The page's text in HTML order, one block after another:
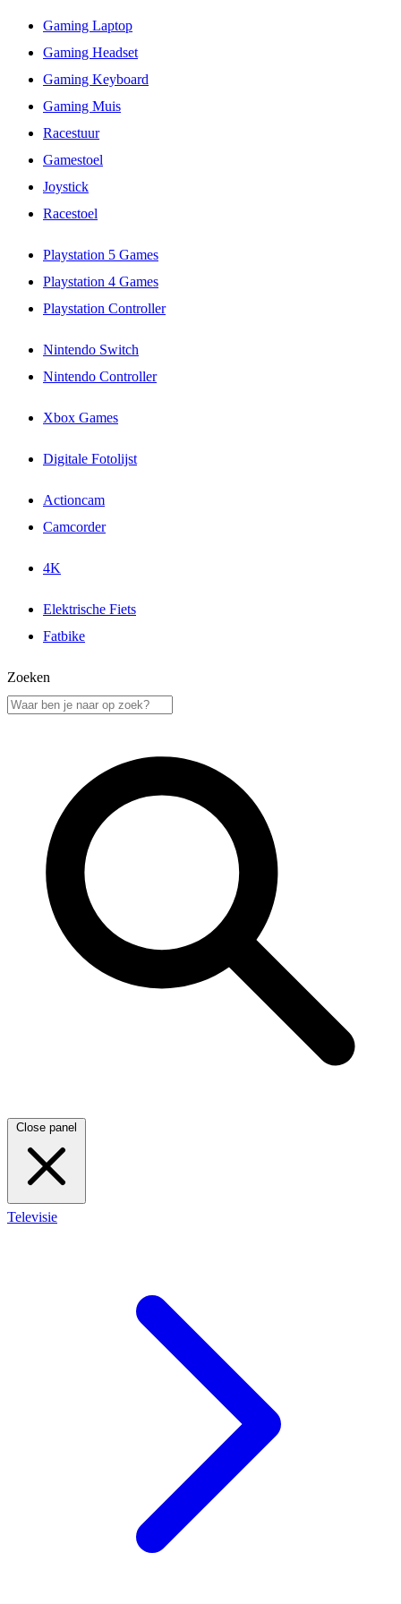
Gaming Laptop
Gaming Headset
Gaming Keyboard
Gaming Muis
Racestuur
Gamestoel
Joystick
Racestoel
Playstation 5 Games
Playstation 4 Games
Playstation Controller
Nintendo Switch
Nintendo Controller
Xbox Games
Digitale Fotolijst
Actioncam
Camcorder
4K
Elektrische Fiets
Fatbike
Zoeken
Close panel
Televisie